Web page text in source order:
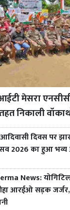
मेसरा
निकाली
आदिवासी दिवस पर
2026 का हुआ
News:
आरईओ सड़क जर्जर,